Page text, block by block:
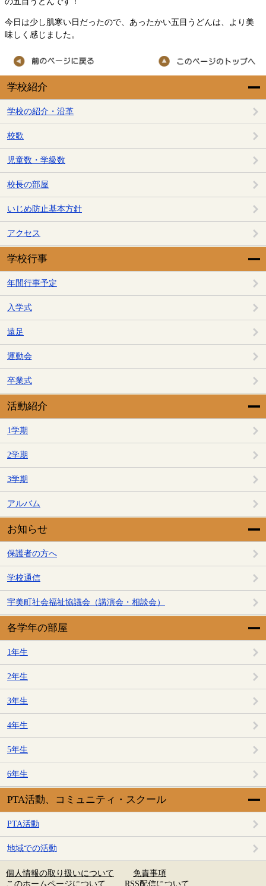
学校紹介
学校の紹介・沿革
校歌
児童数・学級数
校長の部屋
いじめ防止基本方針
アクセス
学校行事
年間行事予定
入学式
遠足
運動会
卒業式
活動紹介
1学期
2学期
3学期
アルバム
お知らせ
保護者の方へ
学校通信
宇美町社会福祉協議会（講演会・相談会）
各学年の部屋
1年生
2年生
3年生
4年生
5年生
6年生
PTA活動、コミュニティ・スクール
PTA活動
地域での活動
今日は少し肌寒い日だったので、あったかい五目うどんは、より美
味しく感じました。
個人情報の取り扱いについて
免責事項
このホームページについて
RSS配信について